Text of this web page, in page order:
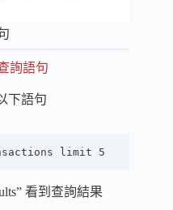
詢語句
下語句
limit 5
看到查詢結果